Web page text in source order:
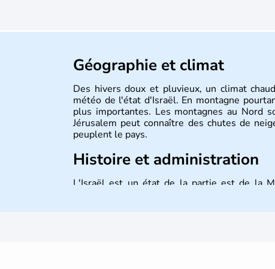
Géographie et climat
Des hivers doux et pluvieux, un climat
météo de l'état d'Israël. En montagne
plus importantes. Les montagnes au Nord
Jérusalem peut connaître des chutes de
peuplent le pays.
Histoire et administration
L'Israël est un état de la partie est de la